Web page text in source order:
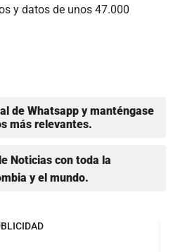
y datos de unos 47.000
de Whatsapp y manténgase
más relevantes.
Noticias con toda la
y el mundo.